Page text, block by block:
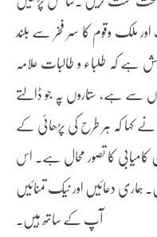
ملک وقوم کا سر فخر سے بلند
ہے کہ طلباء و طالبات علامہ
سے ہے، ستاروں پہ جو ڈالتے
کہا کہ ہر طرح کی پڑھائی کے
کا تصور محال ہے۔ اس
دعائیں اور نیک تمنائیں
آپ کے ساتھ ہیں۔